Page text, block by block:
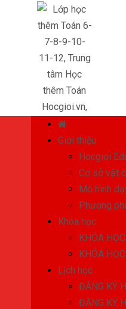
Giới thiệu
Hocgioi
Cơ sở vật
Mô hình
Phương
Khóa học
KHÓA
KHÓA
Lịch học
ĐĂNG KÝ
ĐĂNG KÝ